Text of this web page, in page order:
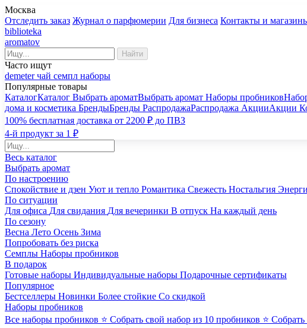
Москва
Отследить заказ Журнал о парфюмерии Для бизнеса Контакты и
biblioteka
aromatov
Найти
Часто ищут
demeterчай семпл наборы
Популярные товары
КаталогКаталог Выбрать ароматВыбрать аромат Наборы пробников
дома и косметика БрендыБренды РаспродажаРаспродажа АкцииАкции
100% бесплатная доставка от 2200 ₽ до ПВЗ
4-й продукт за 1 ₽
Весь каталог
Выбрать аромат
По настроению
Спокойствие и дзен Уют и тепло Романтика Свежесть Ностальгия
По ситуации
Для офиса Для свидания Для вечеринки В отпуск На каждый день
По сезону
Весна Лето Осень Зима
Попробовать без риска
Семплы Наборы пробников
В подарок
Готовые наборы Индивидуальные наборы Подарочные сертификаты
Популярное
Бестселлеры Новинки Более стойкие Со скидкой
Наборы пробников
Все наборы пробников ⭐ Собрать свой набор из 10 пробников ⭐